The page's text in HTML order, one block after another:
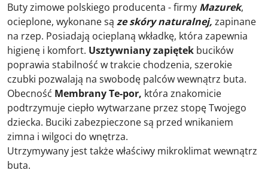
Buty zimowe polskiego producenta - firmy Mazurek,
ocieplone, wykonane są ze skóry naturalnej, zapinane
na rzep. Posiadają ocieplaną wkładkę, która zapewnia
higienę i komfort. Usztywniany zapiętek bucików
poprawia stabilność w trakcie chodzenia, szerokie
czubki pozwalają na swobodę palców wewnątrz buta.
Obecność Membrany Te-por, która znakomicie
podtrzymuje ciepło wytwarzane przez stopę Twojego
dziecka. Buciki zabezpieczone są przed wnikaniem
zimna i wilgoci do wnętrza.
Utrzymywany jest także właściwy mikroklimat wewnątrz
buta.